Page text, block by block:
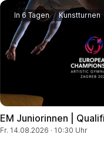
In 6 Tagen Kunstturnen
EM Juniorinnen |
Fr. 14.08.2026 · 10:30 Uhr